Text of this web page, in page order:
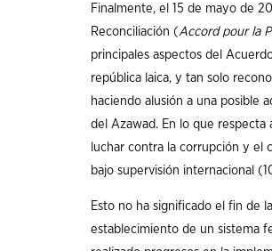
Finalmente, el 15 de mayo de
Reconciliación (Accord pour la
principales aspectos del
república laica, y tan solo
haciendo alusión a una posible
del Azawad. En lo que
luchar contra la corrupción y el
bajo supervisión internacional
Esto no ha significado el fin de
establecimiento de un sistema